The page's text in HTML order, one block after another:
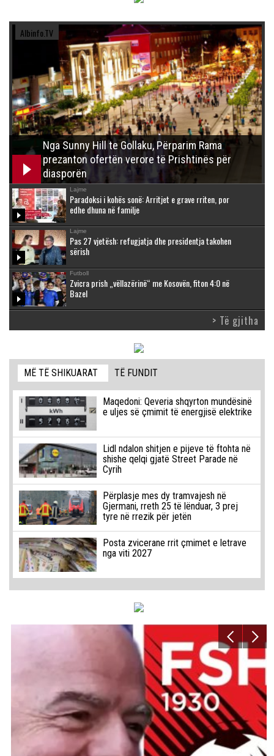
Albinfo.TV
Nga Sunny Hill te Gollaku, Përparim Rama
prezanton ofertën verore të Prishtinës për
diasporën
Lajme
Paradoksi i kohës sonë: Arritjet e grave rriten, por
edhe dhuna në familje
Lajme
Pas 27 vjetësh: refugjatja dhe presidentja takohen
sërish
Futboll
Zvicra prish „vëllazërinë“ me Kosovën, fiton 4:0 në
Bazel
> Të gjitha
MË TË SHIKUARAT TË FUNDIT
Maqedoni: Qeveria shqyrton mundësinë
e uljes së çmimit të energjisë elektrike
Lidl ndalon shitjen e pijeve të ftohta në
shishe qelqi gjatë Street Parade në
Cyrih
Përplasje mes dy tramvajesh në
Gjermani, rreth 25 të lënduar, 3 prej
tyre në rrezik për jetën
Posta zvicerane rrit çmimet e letrave
nga viti 2027